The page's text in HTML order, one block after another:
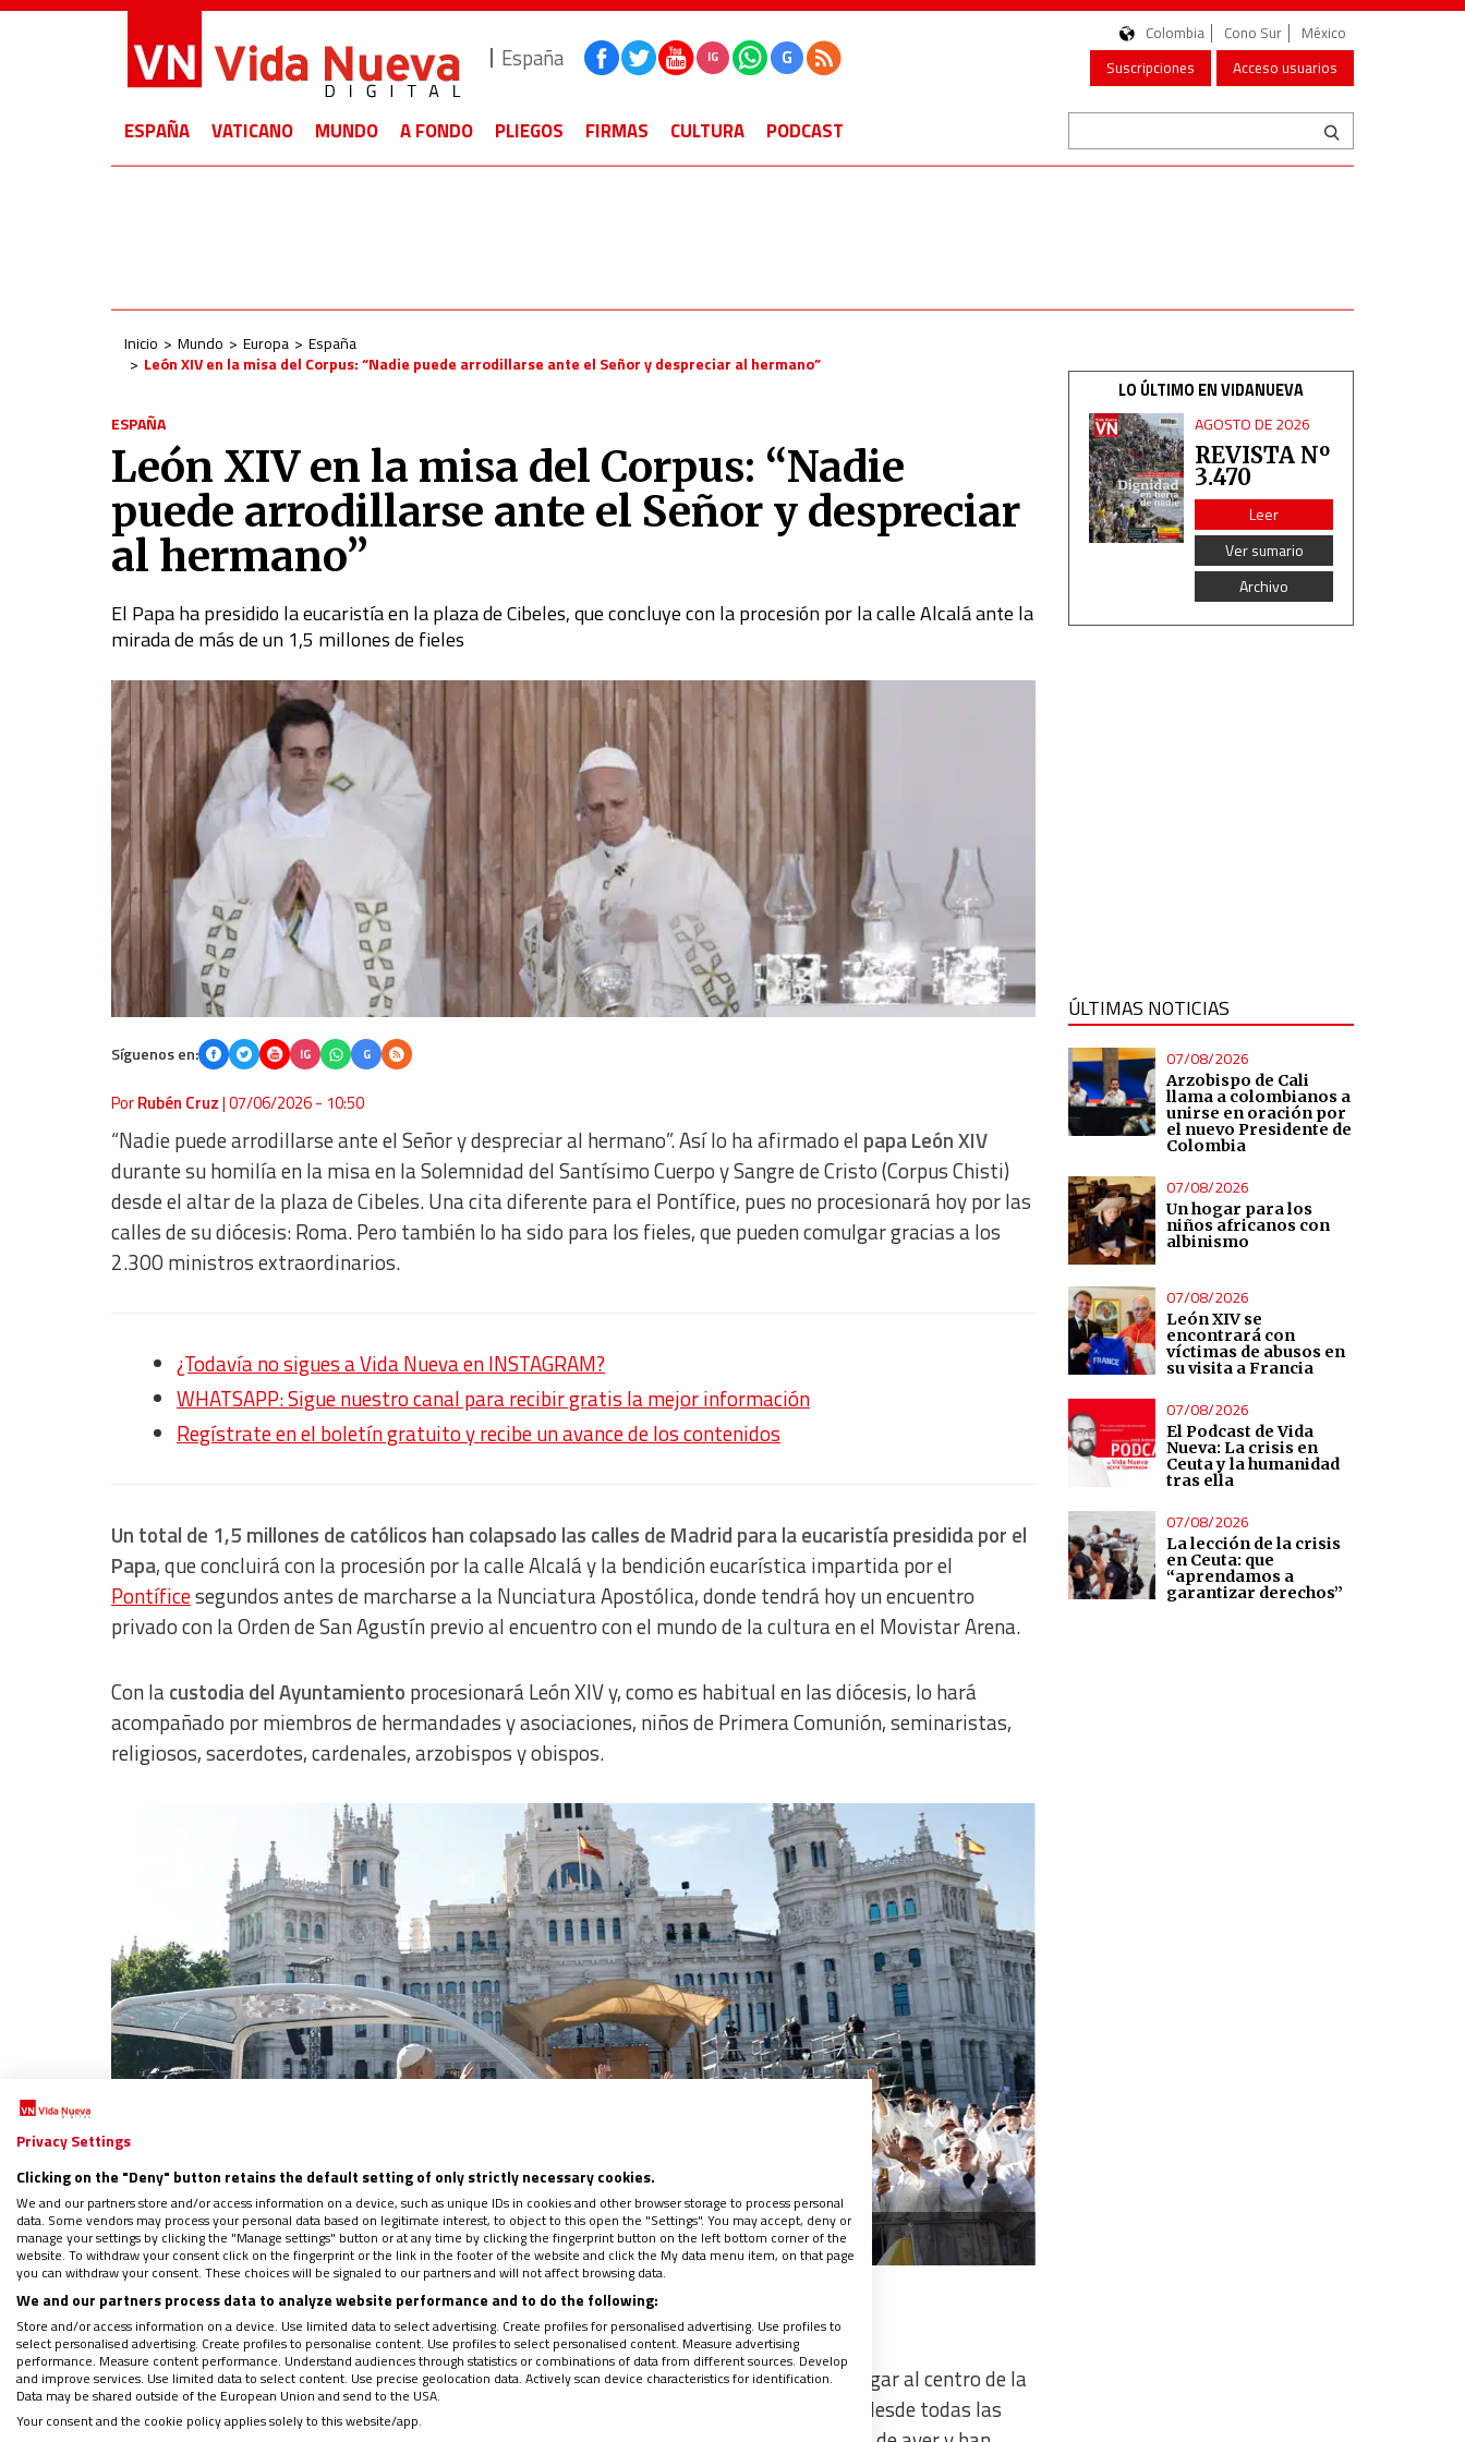
España IG G
Colombia Cono Sur
México
Suscripciones
Acceso usuarios
ESPAÑA VATICANO MUNDO A FONDO PLIEGOS FIRMAS CULTURA PODCAST
Inicio Mundo Europa
España
León XIV en la misa del Corpus: “Nadie puede arrodillarse ante el Señor y despreciar al hermano”
ESPAÑA
León XIV en la misa del Corpus: “Nadie
puede arrodillarse ante el Señor y despreciar
al hermano”
El Papa ha presidido la eucaristía en la plaza de Cibeles, que concluye con la procesión por la calle Alcalá ante la
mirada de más de un 1,5 millones de fieles
Síguenos en: IG G
PorRubén Cruz|07/06/2026 - 10:50
“Nadie puede arrodillarse ante el Señor y despreciar al hermano”. Así lo ha afirmado el papa León XIV
durante su homilía en la misa en la Solemnidad del Santísimo Cuerpo y Sangre de Cristo (Corpus Chisti)
desde el altar de la plaza de Cibeles. Una cita diferente para el Pontífice, pues no procesionará hoy por las
calles de su diócesis: Roma. Pero también lo ha sido para los fieles, que pueden comulgar gracias a los
2.300 ministros extraordinarios.
¿Todavía no sigues a Vida Nueva en INSTAGRAM?
WHATSAPP: Sigue nuestro canal para recibir gratis la mejor información
Regístrate en el boletín gratuito y recibe un avance de los contenidos
Un total de 1,5 millones de católicos han colapsado las calles de Madrid para la eucaristía presidida por el
Papa, que concluirá con la procesión por la calle Alcalá y la bendición eucarística impartida por el
Pontíficesegundos antes de marcharse a la Nunciatura Apostólica, donde tendrá hoy un encuentro
privado con la Orden de San Agustín previo al encuentro con el mundo de la cultura en el Movistar Arena.
Con lacustodia del Ayuntamiento procesionará León XIV y, como es habitual en las diócesis, lo hará
acompañado por miembros de hermandades y asociaciones, niños de Primera Comunión, seminaristas,
religiosos, sacerdotes, cardenales, arzobispos y obispos.
León XIV en la misa de Cibeles. Foto: EFE
Saludo desde el papamóvil
Robert Francis Prevostha abandonado esta mañana la Nunciatura en coche, pero al llegar al centro de la
capital se ha cambiado al papamóvil para poder estar más cerca de los fieles llegados desde todas las
LO ÚLTIMO EN VIDANUEVA
AGOSTO DE 2026
REVISTA Nº
3.470
Leer
Ver sumario
Archivo
ÚLTIMAS NOTICIAS
07/08/2026
Arzobispo de Cali
llama a colombianos a
unirse en oración por
el nuevo Presidente de
Colombia
07/08/2026
Un hogar para los
niños africanos con
albinismo
07/08/2026
León XIV se
encontrará con
víctimas de abusos en
su visita a Francia
07/08/2026
El Podcast de Vida
Nueva: La crisis en
Ceuta y la humanidad
tras ella
07/08/2026
La lección de la crisis
en Ceuta: que
“aprendamos a
garantizar derechos”
Privacy Settings
Clicking on the "Deny" button retains the default setting of only strictly necessary cookies.
We and our partners store and/or access information on a device, such as unique IDs in cookies and other browser storage to process personal
data. Some vendors may process your personal data based on legitimate interest, to object to this open the "Settings". You may accept, deny or
manage your settings by clicking the "Manage settings" button or at any time by clicking the fingerprint button on the left bottom corner of the
website. To withdraw your consent click on the fingerprint or the link in the footer of the website and click the My data menu item, on that page
you can withdraw your consent. These choices will be signaled to our partners and will not affect browsing data.
We and our partners process data to analyze website performance and to do the following:
Store and/or access information on a device. Use limited data to select advertising. Create profiles for personalised advertising. Use profiles to
select personalised advertising. Create profiles to personalise content. Use profiles to select personalised content. Measure advertising
performance. Measure content performance. Understand audiences through statistics or combinations of data from different sources. Develop
and improve services. Use limited data to select content. Use precise geolocation data. Actively scan device characteristics for identification.
Data may be shared outside of the European Union and send to the USA.
Your consent and the cookie policy applies solely to this website/app.